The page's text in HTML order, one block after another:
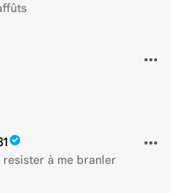
à me branler